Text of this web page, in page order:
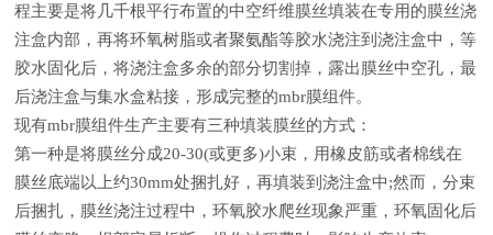
程主要是将几千根平行布置的中空纤维膜丝填装在专用的膜丝浇
注盒内部，再将环氧树脂或者聚氨酯等胶水浇注到浇注盒中，等
胶水固化后，将浇注盒多余的部分切割掉，露出膜丝中空孔，最
后浇注盒与集水盒粘接，形成完整的mbr膜组件。
现有mbr膜组件生产主要有三种填装膜丝的方式：
第一种是将膜丝分成20-30(或更多)小束，用橡皮筋或者棉线在
膜丝底端以上约30mm处捆扎好，再填装到浇注盒中;然而，分束
后捆扎，膜丝浇注过程中，环氧胶水爬丝现象严重，环氧固化后